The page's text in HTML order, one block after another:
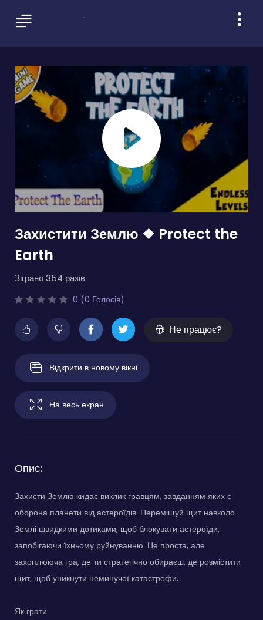
Захистити Землю ❖ Protect the
Earth
Зіграно 354 разів.
0 (0 Голосів)
Не працює?
Відкрити в новому вікні
На весь екран
Опис:
Захисти Землю кидає виклик гравцям, завданням яких є
оборона планети від астероїдів. Переміщуй щит навколо
Землі швидкими дотиками, щоб блокувати астероїди,
запобігаючи їхньому руйнуванню. Це проста, але
захоплююча гра, де ти стратегічно обираєш, де розмістити
щит, щоб уникнути неминучої катастрофи.
Як грати